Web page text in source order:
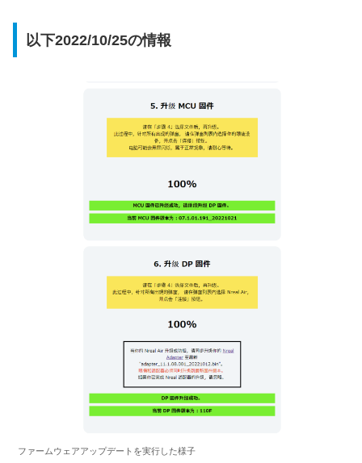
以下2022/10/25の情報
ファームウェアアップデートを実行した様子